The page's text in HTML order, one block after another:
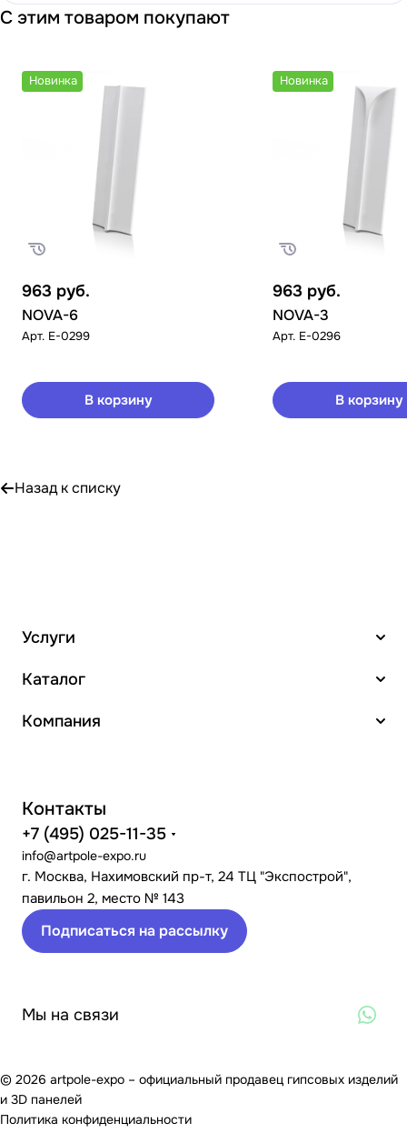
С этим товаром покупают
Новинка
963 руб.
NOVA-6
Арт. E-0299
В корзину
Новинка
963 руб.
NOVA-3
Арт. E-0296
В корзину
Назад к списку
Услуги
Каталог
Компания
Контакты
+7 (495) 025-11-35
info@artpole-expo.ru
г. Москва, Нахимовский пр-т, 24 ТЦ "Экспострой",
павильон 2, место № 143
Подписаться на рассылку
Мы на связи
© 2026 artpole-expo – официальный продавец гипсовых изделий
и 3D панелей
Политика конфиденциальности